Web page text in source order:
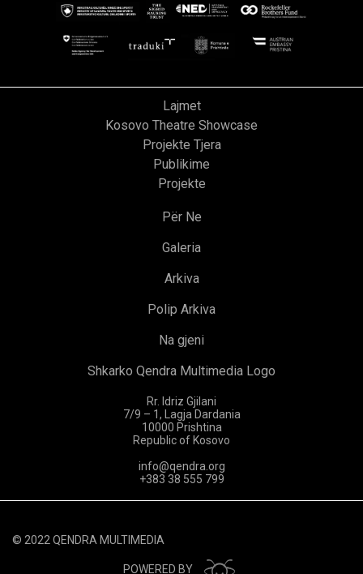
Lajmet
Kosovo Theatre Showcase
Projekte Tjera
Publikime
Projekte
Për Ne
Galeria
Arkiva
Polip Arkiva
Na gjeni
Shkarko Qendra Multimedia Logo
Rr. Idriz Gjilani
7/9 – 1, Lagja Dardania
10000 Prishtina
Republic of Kosovo
info@qendra.org
+383 38 555 799
© 2022 QENDRA MULTIMEDIA
POWERED BY